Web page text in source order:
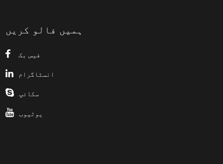
ہمیں فالو کریں
فیس بک
انسٹاگرام
سکائپ
یوٹیوب